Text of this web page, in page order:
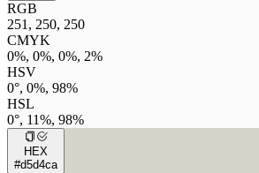
RGB
251, 250, 250
CMYK
0%, 0%, 0%, 2%
HSV
0°, 0%, 98%
HSL
0°, 11%, 98%
HEX
#d5d4ca